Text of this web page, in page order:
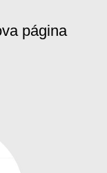
página